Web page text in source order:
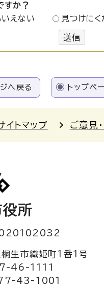
すか？
いえない 見つけにく
送信
へ戻る トップペ
イトマップ ご意見
所
市織姫町1番1号
46-1111
43-1001